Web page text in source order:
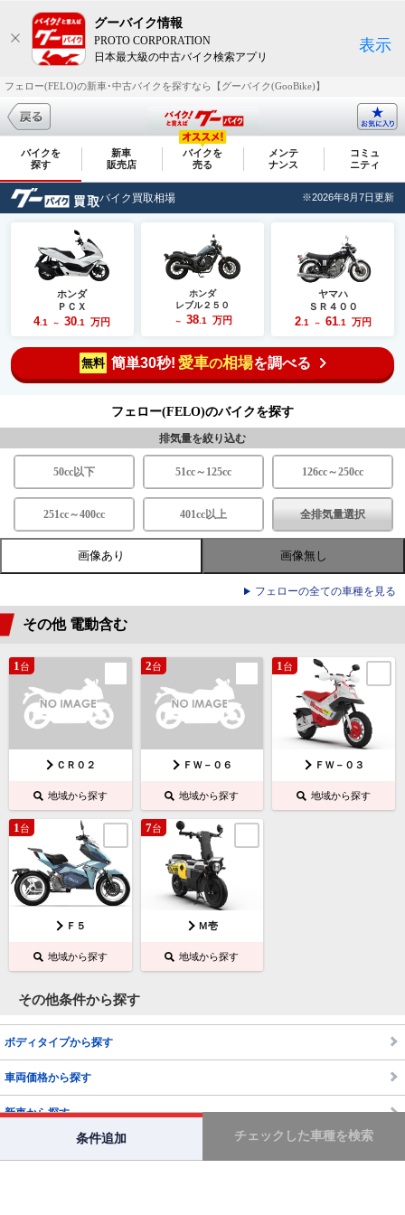
グーバイク情報
PROTO CORPORATION
日本最大級の中古バイク検索アプリ
表示
フェロー(FELO)の新車･中古バイクを探すなら【グーバイク(GooBike)】
バイクを
探す
新車
販売店
バイクを
売る
メンテ
ナンス
コミュ
ニティ
バイク買取相場 ※2026年8月7日更新
ホンダ
ＰＣＸ
4.1 ～ 30 .1 万円
ホンダ
レブル２５０
～ 38.1 万円
ヤマハ
ＳＲ４００
2.1 ～ 61.1 万円
無料 簡単30秒! 愛車の相場を調べる
フェロー(FELO)のバイクを探す
排気量を絞り込む
50cc以下 51cc～125cc 126cc～250cc
251cc～400cc 401cc以上 全排気量選択
条件追加 チェックした車種を検索
画像あり 画像無し
フェローの全ての車種を見る
その他 電動含む
1 台
ＣＲ０２
地域から探す
2台
ＦＷ－０６
地域から探す
1 台
ＦＷ－０３
地域から探す
1 台
Ｆ５
地域から探す
7台
Ｍ壱
地域から探す
その他条件から探す
ボディタイプから探す
車両価格から探す
新車から探す